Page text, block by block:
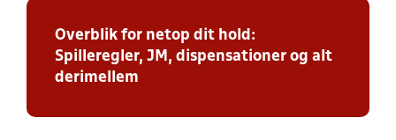
Overblik for netop dit hold:
Spilleregler, JM, dispensationer og alt
derimellem